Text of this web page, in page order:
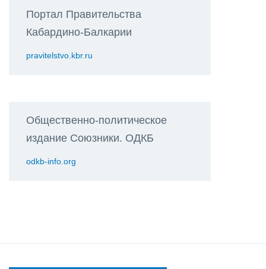
Портал Правительства
Кабардино-Балкарии
pravitelstvo.kbr.ru
Общественно-политическое
издание Союзники. ОДКБ
odkb-info.org